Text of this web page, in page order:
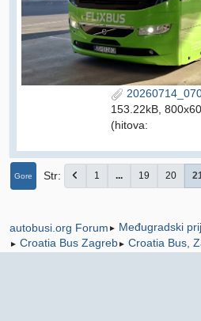
153.22kB,
(hitova:
Gore Str 1 ... 19 20
autobusi.org Forum ► Međugradski
► Croatia Bus Zagreb► Croatia Bus,